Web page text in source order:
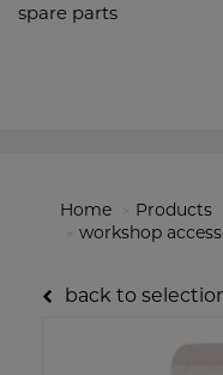
spare parts
Home Products
workshop
back to